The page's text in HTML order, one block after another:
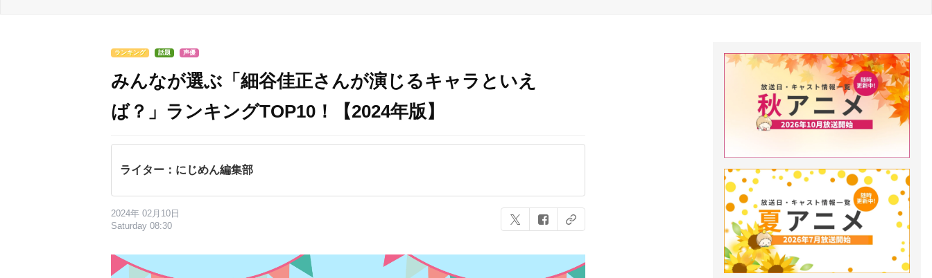
ランキング 話題 声優
みんなが選ぶ「細谷佳正さんが演じるキャラといえ
ば？」ランキングTOP10！【2024年版】
ライター：にじめん編集部
2024年 02月10日
Saturday 08:30